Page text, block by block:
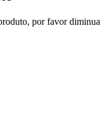
por favor diminua